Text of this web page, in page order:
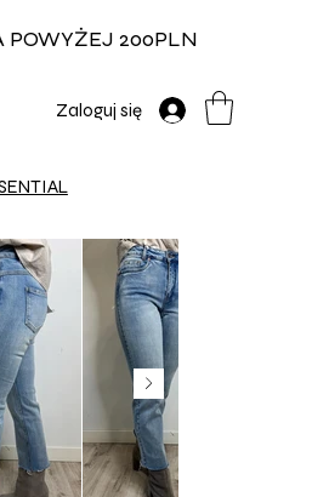
POWYŻEJ 200PLN
Zaloguj się